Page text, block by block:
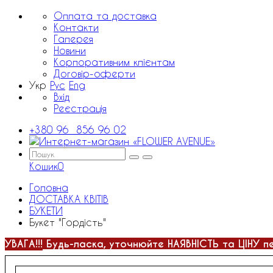
Оплата та доставка
Контакти
Галерея
Новини
Корпоративним клієнтам
Договір-оферти
Укр Рус Eng
Вхід
Реєстрація
+380 96 856 96 02
Кошик0
Головна
ДОСТАВКА КВІТІВ
БУКЕТИ
Букет "Гордість"
УВАГА!!! Будь-ласка, уточнюйте НАЯВНІСТЬ та ЦІНУ